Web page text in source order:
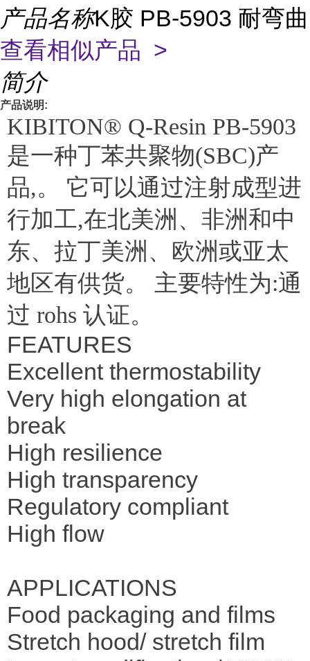
产品名称K胶 PB-5903 耐弯曲
查看相似产品 >
简介
产品说明:
KIBITON® Q-Resin PB-5903
是一种丁苯共聚物(SBC)产
品,。 它可以通过注射成型进
行加工,在北美洲、非洲和中
东、拉丁美洲、欧洲或亚太
地区有供货。 主要特性为:通
过 rohs 认证。
FEATURES
Excellent thermostability
Very high elongation at
break
High resilience
High transparency
Regulatory compliant
High flow
APPLICATIONS
Food packaging and films
Stretch hood/ stretch film